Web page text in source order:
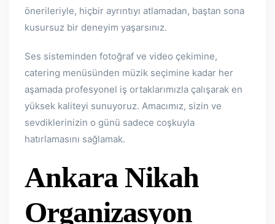
önerileriyle, hiçbir ayrıntıyı atlamadan, baştan sona
kusursuz bir deneyim yaşarsınız.
Ses sisteminden fotoğraf ve video çekimine,
catering menüsünden müzik seçimine kadar her
aşamada profesyonel iş ortaklarımızla çalışarak en
yüksek kaliteyi sunuyoruz. Amacımız, sizin ve
sevdiklerinizin o günü sadece coşkuyla
hatırlamasını sağlamak.
Ankara Nikah
Organizasyon